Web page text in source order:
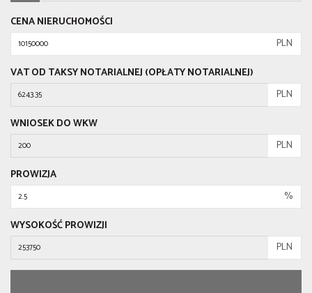
CENA NIERUCHOMOŚCI
PLN
VAT OD TAKSY NOTARIALNEJ (OPŁATY NOTARIALNEJ)
PLN
WNIOSEK DO WKW
PLN
PROWIZJA
%
WYSOKOŚĆ PROWIZJI
PLN